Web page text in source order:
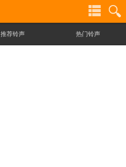
推荐铃声 热门铃声